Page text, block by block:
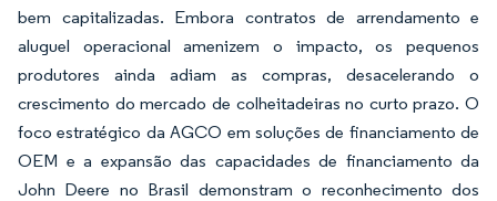
bem capitalizadas. Embora contratos de arrendamento e
aluguel operacional amenizem o impacto, os pequenos
produtores ainda adiam as compras, desacelerando o
crescimento do mercado de colheitadeiras no curto prazo. O
foco estratégico da AGCO em soluções de financiamento de
OEM e a expansão das capacidades de financiamento da
John Deere no Brasil demonstram o reconhecimento dos